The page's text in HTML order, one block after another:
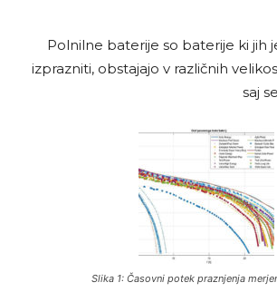
Polnilne baterije so baterije ki jih
izprazniti, obstajajo v različnih
saj
Slika 1: Časovni potek praznjenja